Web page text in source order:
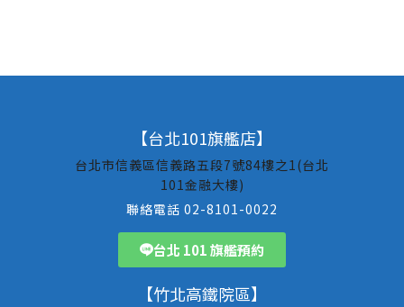
【台北101旗艦店】
台北市信義區信義路五段7號84樓之1(台北
101金融大樓)
聯絡電話 02-8101-0022
台北 101 旗艦預約
【竹北高鐵院區】